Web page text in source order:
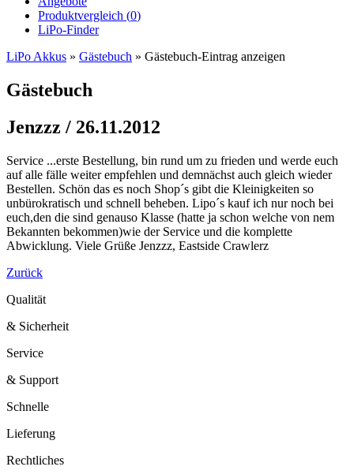
Produktvergleich (0)
LiPo-Finder
LiPo Akkus » Gästebuch » Gästebuch-Eintrag anzeigen
Gästebuch
Jenzzz / 26.11.2012
Service ...erste Bestellung, bin rund um zu frieden und werde euch
auf alle fälle weiter empfehlen und demnächst auch gleich wieder
Bestellen. Schön das es noch Shop´s gibt die Kleinigkeiten so
unbürokratisch und schnell beheben. Lipo´s kauf ich nur noch bei
euch,den die sind genauso Klasse (hatte ja schon welche von nem
Bekannten bekommen)wie der Service und die komplette
Abwicklung. Viele Grüße Jenzzz, Eastside Crawlerz
Zurück
Qualität
& Sicherheit
Service
& Support
Schnelle
Lieferung
Rechtliches